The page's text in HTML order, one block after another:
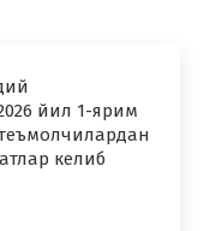
йил 1-ярим
келиб